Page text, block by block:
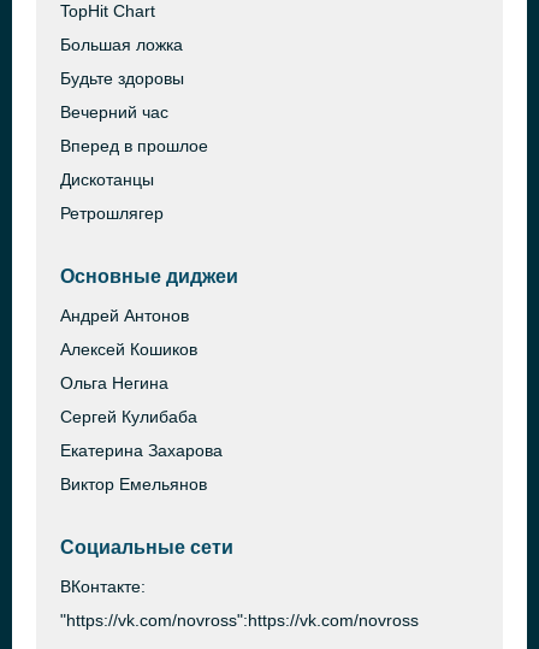
TopHit Chart
Большая ложка
Будьте здоровы
Вечерний час
Вперед в прошлое
Дискотанцы
Ретрошлягер
Основные диджеи
Андрей Антонов
Алексей Кошиков
Ольга Негина
Сергей Кулибаба
Екатерина Захарова
Виктор Емельянов
Социальные сети
ВКонтакте:
"https://vk.com/novross":https://vk.com/novross